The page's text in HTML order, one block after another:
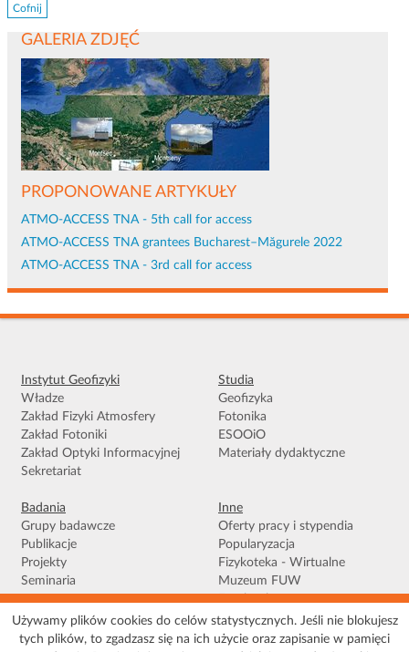
Cofnij
GALERIA ZDJĘĆ
PROPONOWANE ARTYKUŁY
ATMO-ACCESS TNA - 5th call for access
ATMO-ACCESS TNA grantees Bucharest–Măgurele 2022
ATMO-ACCESS TNA - 3rd call for access
Instytut Geofizyki
Władze
Zakład Fizyki Atmosfery
Zakład Fotoniki
Zakład Optyki Informacyjnej
Sekretariat
Studia
Geofizyka
Fotonika
ESOOiO
Materiały dydaktyczne
Badania
Grupy badawcze
Publikacje
Projekty
Seminaria
Inne
Oferty pracy i stypendia
Popularyzacja
Fizykoteka - Wirtualne
Muzeum FUW
Warunki korzystania|Polityka prywatności |Pliki Cookies |Deklaracja
Używamy plików cookies do celów statystycznych. Jeśli nie blokujesz
tych plików, to zgadzasz się na ich użycie oraz zapisanie w pamięci